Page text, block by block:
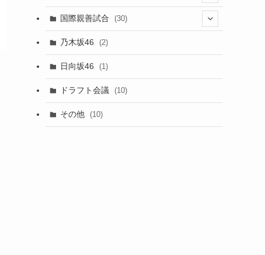
国際親善試合 (30)
(1)
(7)
乃木坂46 (2)
日向坂46 (1)
ドラフト会議 (10)
その他 (10)